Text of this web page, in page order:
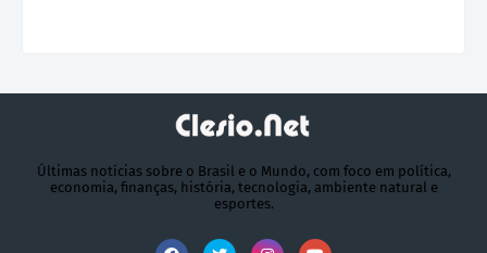
Últimas notícias sobre o Brasil e o Mundo, com foco em política,
economia, finanças, história, tecnologia, ambiente natural e
esportes.